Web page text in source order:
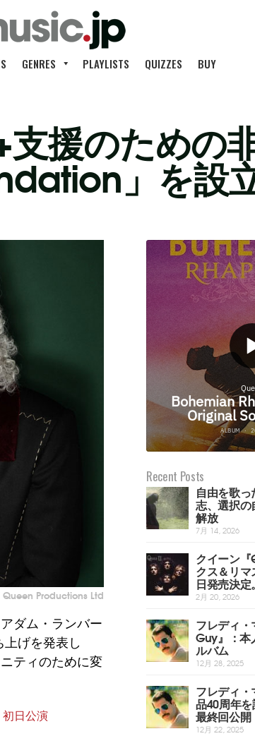
GENRES PLAYLISTS QUIZZES BUY
援のための
」を設
Productions Ltd
ダム・ランバー
上げを発表し
ティのために変
初日公演
Recent Posts
自由を歌
志、選択
解放
7月 14, 2026
クイーン
クス＆リ
日発売決
2月 20, 2026
フレディ
Guy』：本
ルバム
12月 28, 2025
フレディ
品40周年
最終回公開
12月 22, 2025